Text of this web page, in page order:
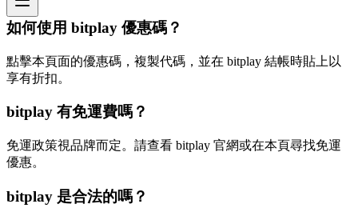
如何使用 bitplay 優惠碼？
點擊本頁面的優惠碼，複製代碼，並在 bitplay 結帳時貼上以
享有折扣。
bitplay 有免運費嗎？
免運政策視品牌而定。請查看 bitplay 官網或在本頁尋找免運
優惠。
bitplay 是合法的嗎？